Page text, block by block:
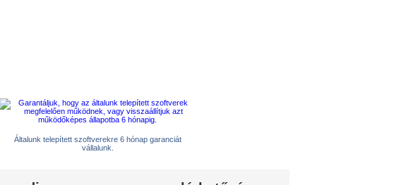
Általunk telepített szoftverekre 6 hónap garanciát
vállalunk.